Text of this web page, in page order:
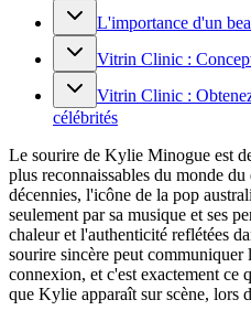
L'importance d'un
Vitrin Clinic :
Vitrin Clinic :
célébrités
Le sourire de Kylie Minogue est
plus reconnaissables du monde
décennies, l'icône de la pop
seulement par sa musique et ses
chaleur et l'authenticité reflétées
sourire sincère peut
connexion, et c'est exactement ce
que Kylie apparaît sur scène, lors